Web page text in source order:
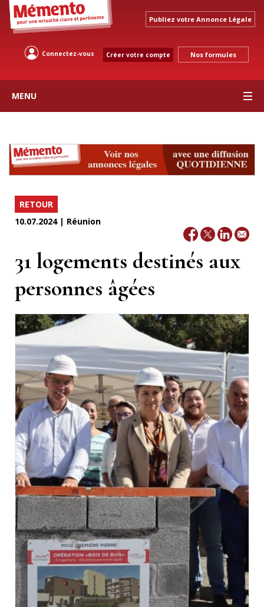
Publiez votre Annonce Légale
Connectez-vous Créer votre compte Nos formules
MENU
RETOUR
10.07.2024 | Réunion
31 logements destinés aux
personnes âgées